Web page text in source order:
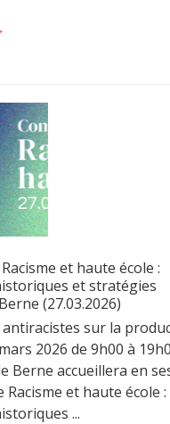
et haute école :
et stratégies
(27.03.2026)
antiracistes sur la
2026 de 9h00 à
Berne accueillera en
Racisme et haute école :
...